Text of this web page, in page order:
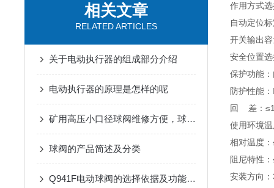
相关文章
RELATED ARTICLES
关于电动执行器的组成部分介绍
电动执行器的原理是怎样的呢
矿用高压小口径球阀维修方便，球阀结构简单
球阀的产品简述及分类
Q941F电动球阀的选择依据及功能要求
作用方式
自动定位
开关输出
安全位置
保护功能
防护性能
回 差：
使用环境
相对温度
阻尼特性
安装方向